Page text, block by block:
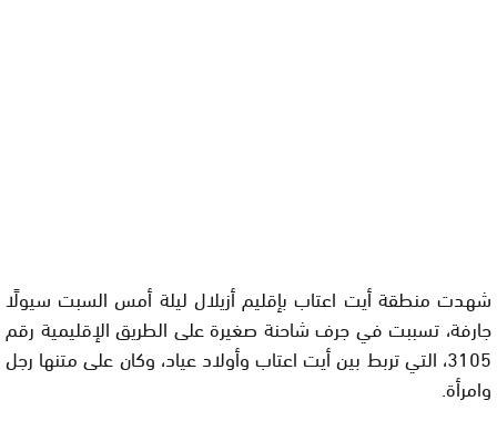
شهدت منطقة أيت اعتاب بإقليم أزيلال ليلة أمس السبت سيولًا
جارفة، تسببت في جرف شاحنة صغيرة على الطريق الإقليمية رقم
3105، التي تربط بين أيت اعتاب وأولاد عياد، وكان على متنها رجل
وامرأة.